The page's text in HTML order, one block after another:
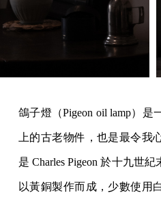
鴿子燈（Pigeon oil lamp）
上的古老物件，也是最令我
是 Charles Pigeon 於十九世
以黃銅製作而成，少數使用